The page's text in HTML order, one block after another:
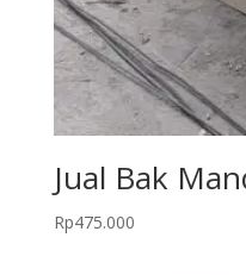
Jual Bak
Rp475.000